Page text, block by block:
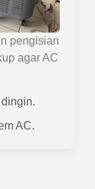
pengisian
agar AC
AC.